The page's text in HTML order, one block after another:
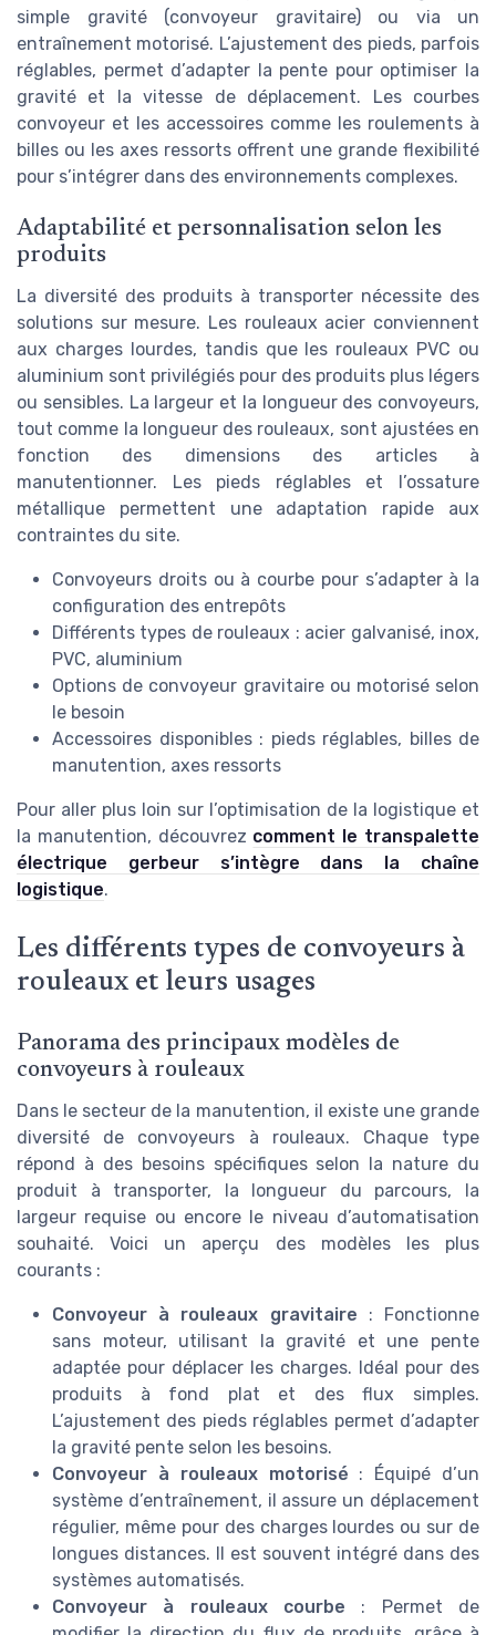
simple gravité (convoyeur gravitaire) ou via un
entraînement motorisé. L’ajustement des pieds, parfois
réglables, permet d’adapter la pente pour optimiser la
gravité et la vitesse de déplacement. Les courbes
convoyeur et les accessoires comme les roulements à
billes ou les axes ressorts offrent une grande flexibilité
pour s’intégrer dans des environnements complexes.
Adaptabilité et personnalisation selon les
produits
La diversité des produits à transporter nécessite des
solutions sur mesure. Les rouleaux acier conviennent
aux charges lourdes, tandis que les rouleaux PVC ou
aluminium sont privilégiés pour des produits plus légers
ou sensibles. La largeur et la longueur des convoyeurs,
tout comme la longueur des rouleaux, sont ajustées en
fonction des dimensions des articles à
manutentionner. Les pieds réglables et l’ossature
métallique permettent une adaptation rapide aux
contraintes du site.
Convoyeurs droits ou à courbe pour s’adapter à la
configuration des entrepôts
Différents types de rouleaux : acier galvanisé, inox,
PVC, aluminium
Options de convoyeur gravitaire ou motorisé selon
le besoin
Accessoires disponibles : pieds réglables, billes de
manutention, axes ressorts
Pour aller plus loin sur l’optimisation de la logistique et
la manutention, découvrez comment le transpalette
électrique gerbeur s’intègre dans la chaîne
logistique.
Les différents types de convoyeurs à
rouleaux et leurs usages
Panorama des principaux modèles de
convoyeurs à rouleaux
Dans le secteur de la manutention, il existe une grande
diversité de convoyeurs à rouleaux. Chaque type
répond à des besoins spécifiques selon la nature du
produit à transporter, la longueur du parcours, la
largeur requise ou encore le niveau d’automatisation
souhaité. Voici un aperçu des modèles les plus
courants :
Convoyeur à rouleaux gravitaire : Fonctionne
sans moteur, utilisant la gravité et une pente
adaptée pour déplacer les charges. Idéal pour des
produits à fond plat et des flux simples.
L’ajustement des pieds réglables permet d’adapter
la gravité pente selon les besoins.
Convoyeur à rouleaux motorisé : Équipé d’un
système d’entraînement, il assure un déplacement
régulier, même pour des charges lourdes ou sur de
longues distances. Il est souvent intégré dans des
systèmes automatisés.
Convoyeur à rouleaux courbe : Permet de